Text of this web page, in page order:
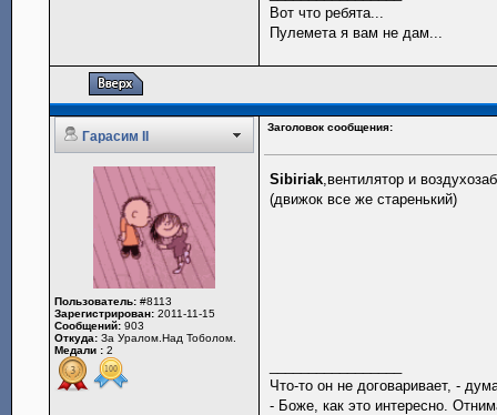
Вот что ребята...
Пулемета я вам не дам...
Гарасим II
Заголовок сообщения:
Пользователь: #8113
Зарегистрирован: 2011-11-15
Сообщений: 903
Откуда: За Уралом.Над Тоболом.
Медали : 2
Sibiriak,вентилятор и
(движок все же старенький)
Что-то он не договаривает, -
- Боже, как это интересно.